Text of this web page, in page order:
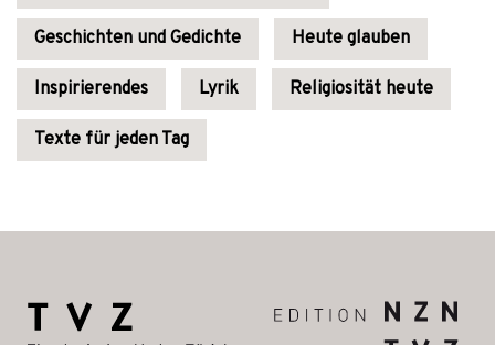
Geschichten und Gedichte Heute glauben
Inspirierendes Lyrik Religiosität heute
Texte für jeden Tag